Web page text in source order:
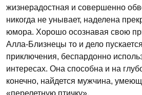
жизнерадостная и совершенно
никогда не унывает, наделена
юмора. Хорошо осознавая свою
Алла-Близнецы то и дело
приключения, беспардонно
интересах. Она способна и на
конечно, найдется мужчина,
«перелетную птичку».